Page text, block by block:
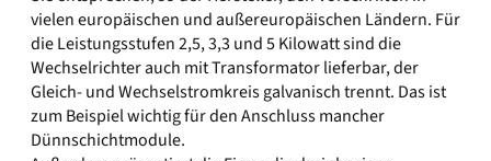
vielen europäischen und außereuropäischen Ländern. Für
die Leistungsstufen 2,5, 3,3 und 5 Kilowatt sind die
Wechselrichter auch mit Transformator lieferbar, der
Gleich- und Wechselstromkreis galvanisch trennt. Das ist
zum Beispiel wichtig für den Anschluss mancher
Dünnschichtmodule.